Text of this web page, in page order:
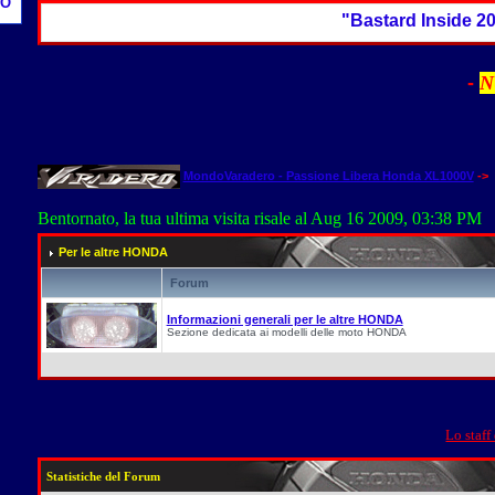
"Bastard Inside
-
MondoVaradero - Passione Libera Honda XL1000V->
Bentornato, la tua ultima visita risale al Aug 16 2009, 03:38 PM
Per le altre HONDA
Forum
Informazioni generali per le altre HONDA
Sezione dedicata ai modelli delle moto HONDA
Lo staff
Statistiche del Forum